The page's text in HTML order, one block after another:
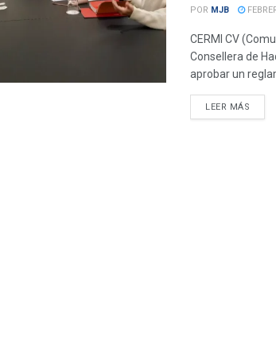
POR MJB
CERMI CV
Consellera de
aprobar un
LEER MÁS